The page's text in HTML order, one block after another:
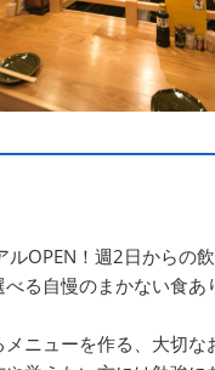
ルOPEN！週2日からの
る自慢のまかない食あ
ニューを作る、大切な